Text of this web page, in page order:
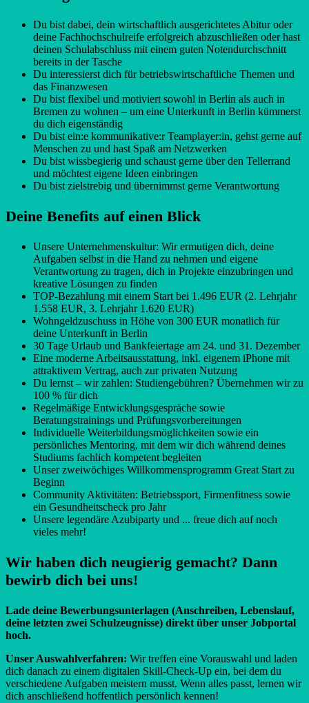
Du bist dabei, dein wirtschaftlich ausgerichtetes Abitur oder
deine Fachhochschulreife erfolgreich abzuschließen oder hast
deinen Schulabschluss mit einem guten Notendurchschnitt
bereits in der Tasche
Du interessierst dich für betriebswirtschaftliche Themen und
das Finanzwesen
Du bist flexibel und motiviert sowohl in Berlin als auch in
Bremen zu wohnen – um eine Unterkunft in Berlin kümmerst
du dich eigenständig
Du bist ein:e kommunikative:r Teamplayer:in, gehst gerne auf
Menschen zu und hast Spaß am Netzwerken
Du bist wissbegierig und schaust gerne über den Tellerrand
und möchtest eigene Ideen einbringen
Du bist zielstrebig und übernimmst gerne Verantwortung
Deine Benefits auf einen Blick
Unsere Unternehmenskultur: Wir ermutigen dich, deine
Aufgaben selbst in die Hand zu nehmen und eigene
Verantwortung zu tragen, dich in Projekte einzubringen und
kreative Lösungen zu finden
TOP-Bezahlung mit einem Start bei 1.496 EUR (2. Lehrjahr
1.558 EUR, 3. Lehrjahr 1.620 EUR)
Wohngeldzuschuss in Höhe von 300 EUR monatlich für
deine Unterkunft in Berlin
30 Tage Urlaub und Bankfeiertage am 24. und 31. Dezember
Eine moderne Arbeitsausstattung, inkl. eigenem iPhone mit
attraktivem Vertrag, auch zur privaten Nutzung
Du lernst – wir zahlen: Studiengebühren? Übernehmen wir zu
100 % für dich
Regelmäßige Entwicklungsgespräche sowie
Beratungstrainings und Prüfungsvorbereitungen
Individuelle Weiterbildungsmöglichkeiten sowie ein
persönliches Mentoring, mit dem wir dich während deines
Studiums fachlich kompetent begleiten
Unser zweiwöchiges Willkommensprogramm Great Start zu
Beginn
Community Aktivitäten: Betriebssport, Firmenfitness sowie
ein Gesundheitscheck pro Jahr
Unsere legendäre Azubiparty und ... freue dich auf noch
vieles mehr!
Wir haben dich neugierig gemacht? Dann
bewirb dich bei uns!
Lade deine Bewerbungsunterlagen (Anschreiben, Lebenslauf,
deine letzten zwei Schulzeugnisse) direkt über unser Jobportal
hoch.
Unser Auswahlverfahren: Wir treffen eine Vorauswahl und laden
dich danach zu einem digitalen Skill-Check-Up ein, bei dem du
verschiedene Aufgaben meistern musst. Wenn alles passt, lernen wir
dich anschließend hoffentlich persönlich kennen!